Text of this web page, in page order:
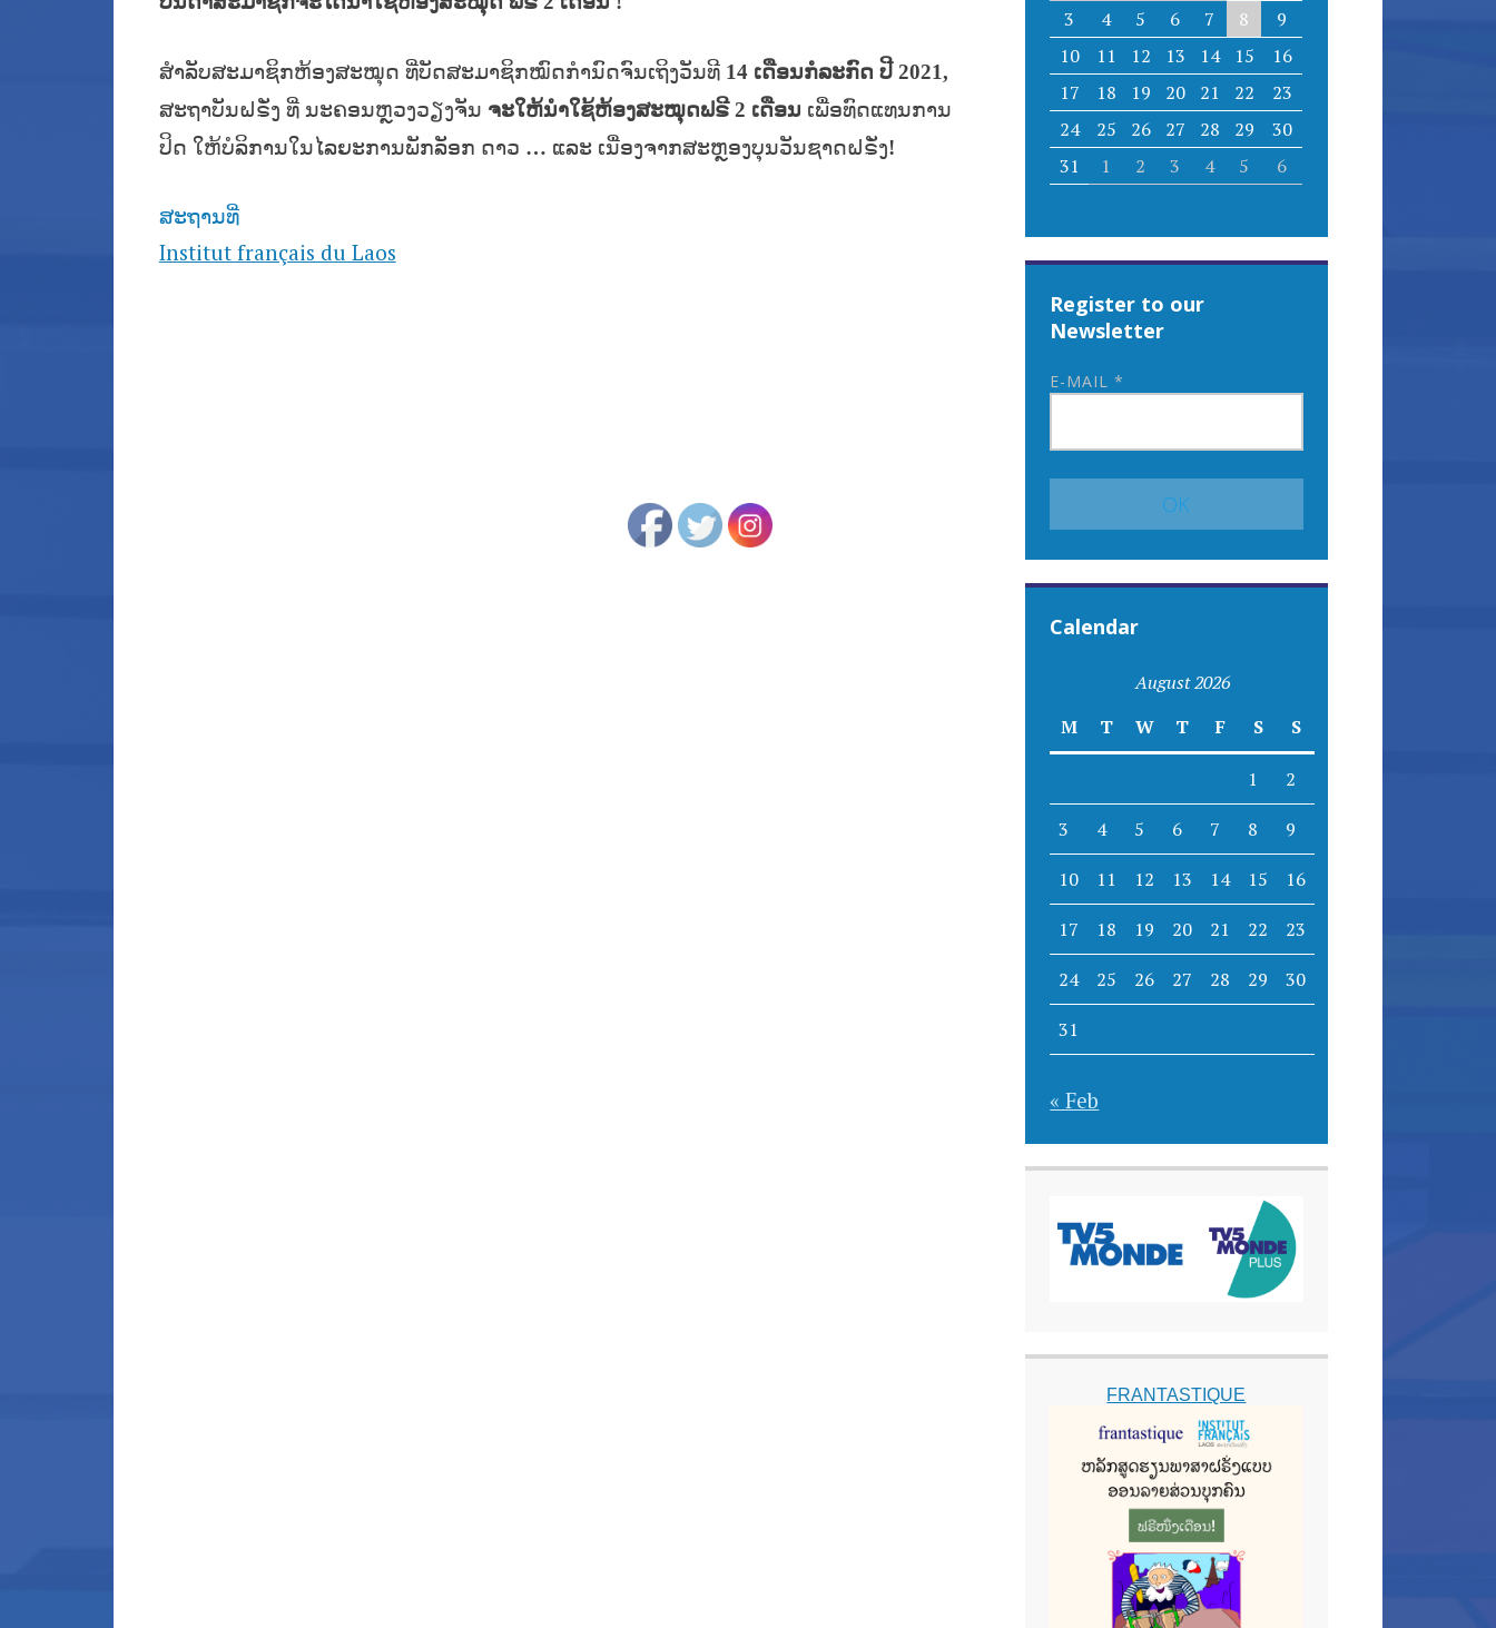
ສຳລັບສະມາຊິກຫ້ອງສະໝຸດ ທີ່ບັດສະມາຊິກໝົດກຳນົດຈົນເຖິງວັນທີ 14 ເດືອນກໍລະກົດ ປີ2021,
ສະຖາບັນຝຣັ່ງ ທີ່ ນະຄອນຫຼວງວຽງຈັນ ຈະໃຫ້ນຳໃຊ້ຫ້ອງສະໝຸດຟຣີ2 ເດືອນ ເພື່ອທົດແທນການ
ປິດ ໃຫ້ບໍລິການໃນໄລຍະການພັກລັອກ ດາວ … ແລະ ເນື່ອງຈາກສະຫຼອງບຸນວັນຊາດຝຣັ່ງ!
ສະຖານທີ່
Institut français du Laos
3
4 5 6 7 8
9
10
11 12 13 14 15
16
17
18 19 20 21 22
23
24
25 26 27 28 29
30
31
1 2 3 4 5 6
Register to our
Newsletter
E-MAIL*
Calendar
August 2026
M
T W T F S S
1 2
3 4 5 6 7 8 9
10 11 12 13 14 15 16
17 18 19 20 21 22 23
24 25 26 27 28 29 30
31
« Feb
FRANTASTIQUE